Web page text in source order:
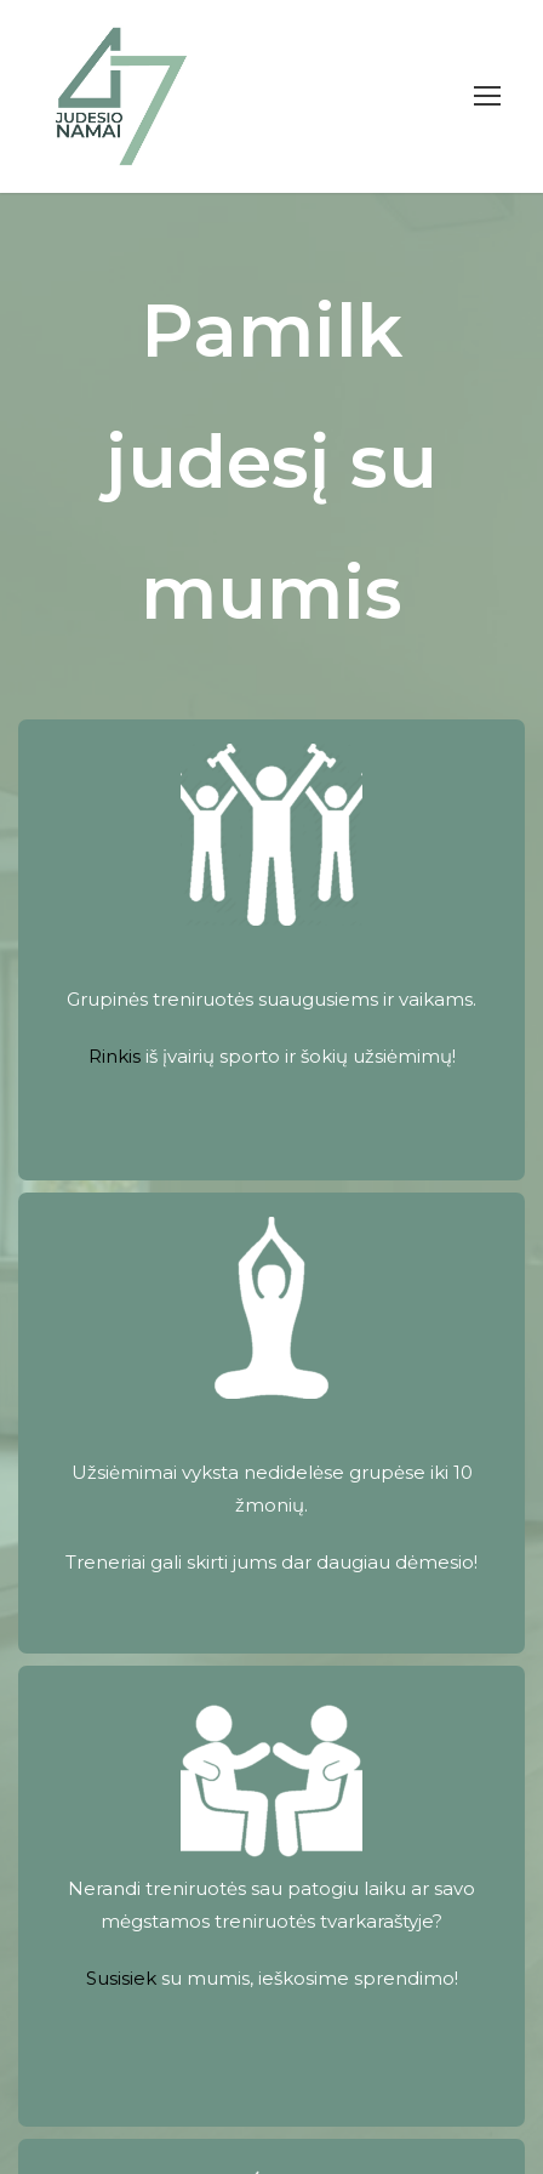
Pamilk
judesį su
mumis
Grupinės treniruotės suaugusiems ir vaikams.
Rinkisiš įvairių sporto ir šokių užsiėmimų!
Užsiėmimai vyksta nedidelėse grupėse iki 10
žmonių.
Treneriai gali skirti jums dar daugiau dėmesio!
Nerandi treniruotės sau patogiu laiku ar savo
mėgstamos treniruotės tvarkaraštyje?
Susisieksu mumis, ieškosime sprendimo!